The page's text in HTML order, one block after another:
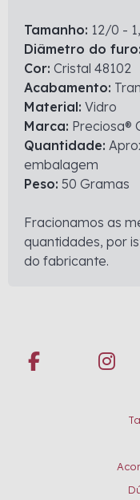
Tamanho: 12/0 -
Diâmetro do furo:
Cor: Cristal 48102
Acabamento:
Material: Vidro
Marca: Preciosa®
Quantidade:
embalagem
Peso: 50 Gramas
Fracionamos as
quantidades, por
do fabricante.